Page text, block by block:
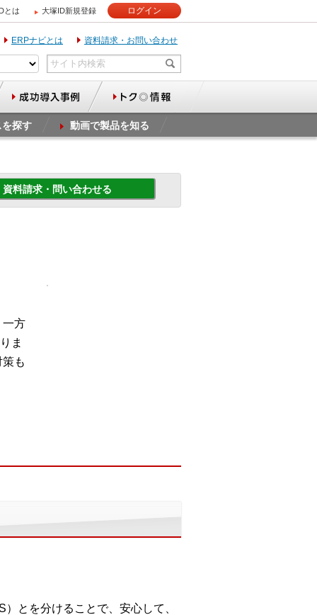
とは 大塚ID新規登録 ログイン
ERPナビとは 資料請求・お問い合わせ
探す 動画で製品を知る
資料請求・問い合わせる
一方
ま
も
とを分けることで、安心して、